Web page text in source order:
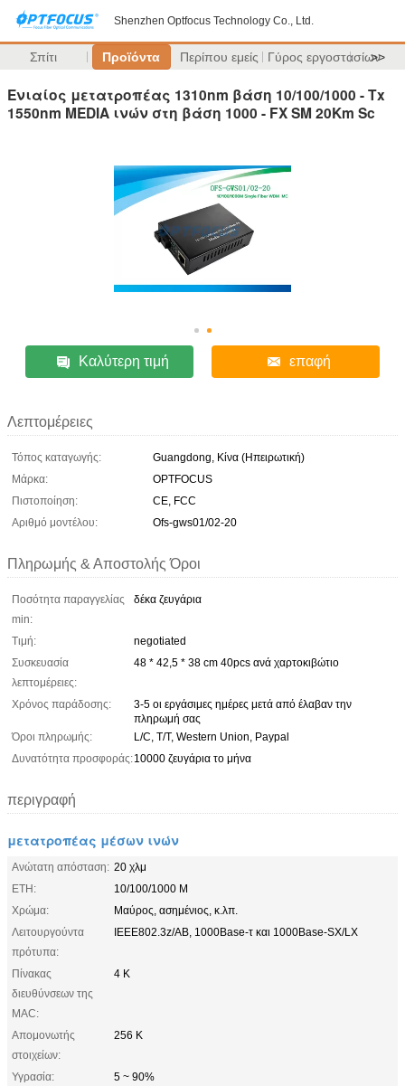
Shenzhen Optfocus Technology Co., Ltd.
Σπίτι Προϊόντα Περίπου εμείς Γύρος εργοστασίων
>>
Ενιαίος μετατροπέας 1310nm βάση 10/100/1000 - Tx
1550nm MEDIA ινών στη βάση 1000 - FX SM 20Km Sc
Καλύτερη τιμή επαφή
Λεπτομέρειες
Τόπος καταγωγής:
Guangdong, Κίνα (Ηπειρωτική)
Μάρκα:
OPTFOCUS
Πιστοποίηση:
CE, FCC
Αριθμό μοντέλου:
Ofs-gws01/02-20
Πληρωμής & Αποστολής Όροι
Ποσότητα παραγγελίας
min:
δέκα ζευγάρια
Τιμή:
negotiated
Συσκευασία
λεπτομέρειες:
48 * 42,5 * 38 cm 40pcs ανά χαρτοκιβώτιο
Χρόνος παράδοσης:
3-5 οι εργάσιμες ημέρες μετά από έλαβαν την
πληρωμή σας
Όροι πληρωμής:
L/C, T/T, Western Union, Paypal
Δυνατότητα προσφοράς:10000 ζευγάρια το μήνα
περιγραφή
μετατροπέας μέσων ινών
Ανώτατη απόσταση: 20 χλμ
ETH:
10/100/1000 Μ
Χρώμα:
Μαύρος, ασημένιος, κ.λπ.
Λειτουργούντα
πρότυπα:
IEEE802.3z/AB, 1000Base-τ και 1000Base-SX/LX
Πίνακας
διευθύνσεων της
MAC:
4 Κ
Απομονωτής
στοιχείων:
256 Κ
Υγρασία:
5 ~ 90%